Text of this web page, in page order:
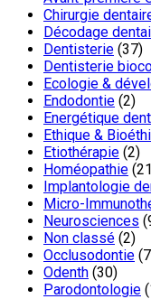
Chirurgie
Décodage
Dentisterie (37)
Dentisterie
Ecologie &
Endodontie (2)
Energétique
Ethique &
Etiothérapie (2)
Homéopathie
Implantologie
Micro-
Neurosciences
Non classé (2)
Occlusodontie
Odenth (30)
Parodontologie